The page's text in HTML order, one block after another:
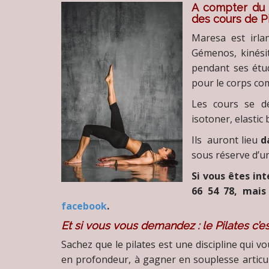
A compter du
des cours de
Maresa est
Gémenos,
pendant ses
pour le corps
Les cours se
isotoner, elastic
Ils auront lieu
sous réserve
Si vous êtes
66 54 78,
facebook.
Et si vous vous demandez : le Pilates
Sachez que le pilates est une discipline qui
en profondeur, à gagner en souplesse